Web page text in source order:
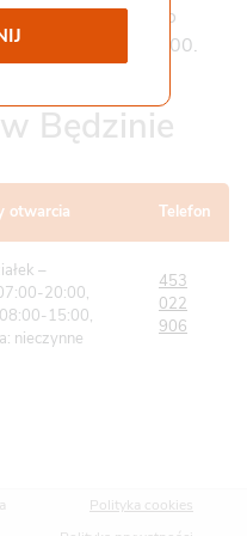
od poniedziałku do
w soboty 8.00-15.00.
Będzinie
otwarcia Telefon
–
20:00,
15:00,
nieczynne
453
022
906
Polityka cookies